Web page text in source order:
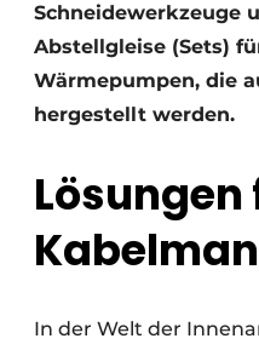
Schneidewerkzeuge
Abstellgleise (Sets)
Wärmepumpen, die
hergestellt werden.
Lösungen
In der Welt der